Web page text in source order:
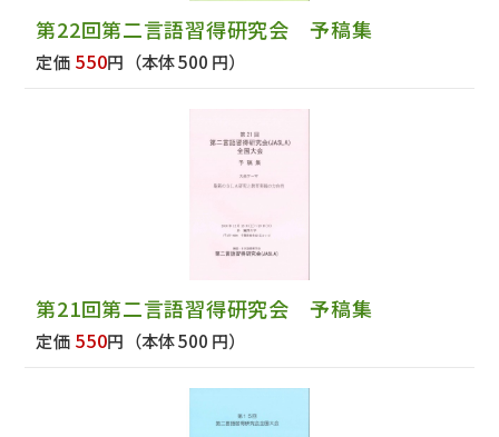
第22回第二言語習得研究会 予稿集
定価 550円 （本体 500 円）
第21回第二言語習得研究会 予稿集
定価 550円 （本体 500 円）